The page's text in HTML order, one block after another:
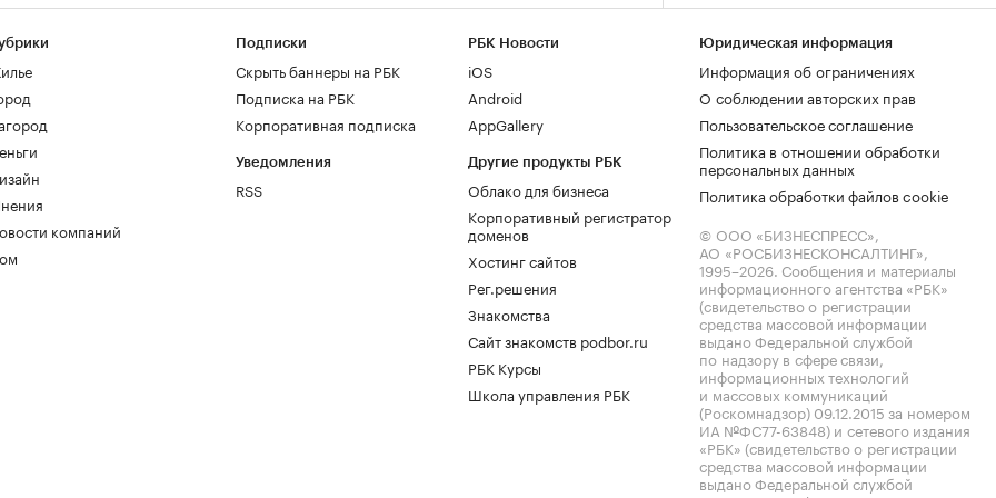
компаний
Подписки
Скрыть баннеры на РБК
Подписка на РБК
Корпоративная подписка
Уведомления
RSS
РБК Новости
iOS
Android
AppGallery
Другие продукты РБК
Облако для бизнеса
Корпоративный регистратор
доменов
Хостинг сайтов
Рег.решения
Знакомства
Сайт знакомств podbor.ru
РБК Курсы
Школа управления РБК
Юридическая информация
Информация об ограничениях
О соблюдении авторских прав
Пользовательское соглашение
Политика в отношении обработки
персональных данных
Политика обработки файлов cookie
© ООО «БИЗНЕСПРЕСС»,
АО «РОСБИЗНЕСКОНСАЛТИНГ»,
1995–2026. Сообщения и материалы
информационного агентства «РБК»
(свидетельство о регистрации
средства массовой информации
выдано Федеральной службой
по надзору в сфере связи,
информационных технологий
и массовых коммуникаций
(Роскомнадзор) 09.12.2015 за номером
ИА №ФС77-63848) и сетевого издания
«РБК» (свидетельство о регистрации
средства массовой информации
выдано Федеральной службой